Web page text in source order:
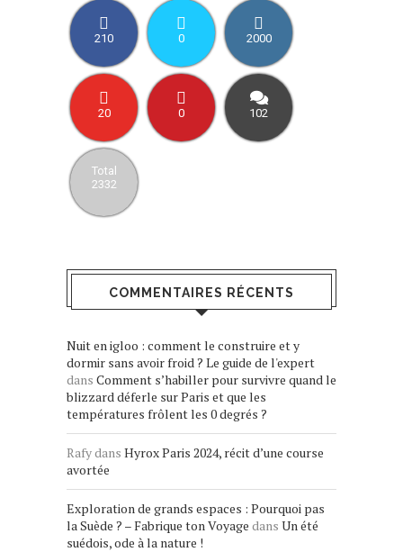
210 0 2000
20 0 102
Total
2332
COMMENTAIRES RÉCENTS
Nuit en igloo : comment le construire et y
dormir sans avoir froid ? Le guide de l'expert
dans Comment s’habiller pour survivre quand le
blizzard déferle sur Paris et que les
températures frôlent les 0 degrés ?
Rafydans Hyrox Paris 2024, récit d’une course
avortée
Exploration de grands espaces : Pourquoi pas
la Suède ? – Fabrique ton Voyage dans Un été
suédois, ode à la nature !